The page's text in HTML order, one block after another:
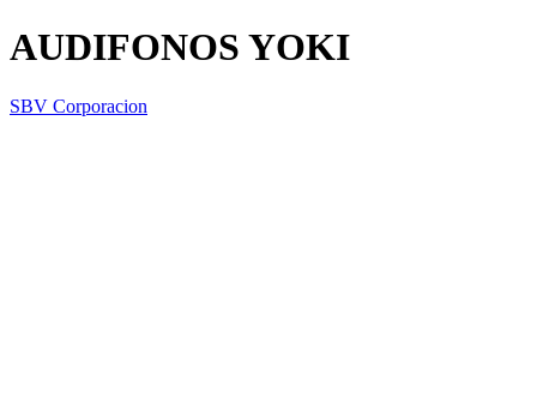
AUDIFONOS YOKI
SBV Corporacion